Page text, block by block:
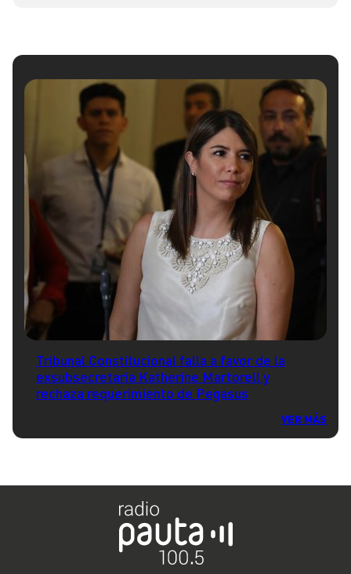
Tribunal Constitucional falla a favor de la
exsubsecretaria Katherine Martorell y
rechaza requerimiento de Pegasus
VER MÁS